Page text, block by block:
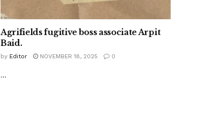
Agrifields fugitive boss associate Arpit
Baid.
by Editor NOVEMBER 18, 2025 0
...